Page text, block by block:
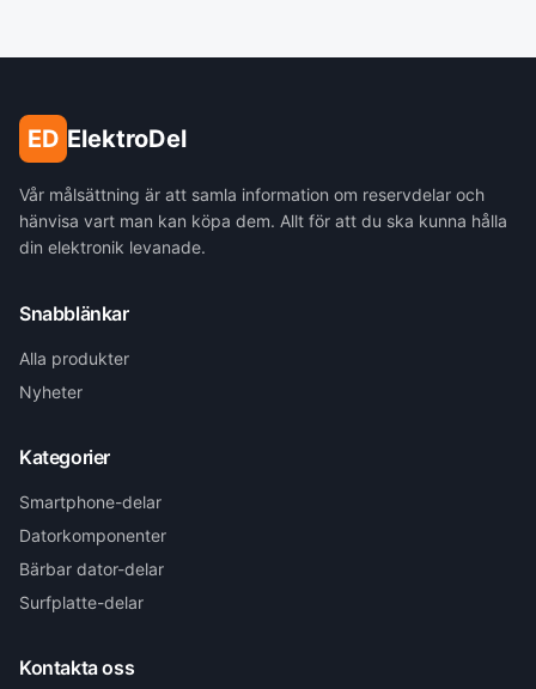
ED ElektroDel
Vår målsättning är att samla information om reservdelar och
hänvisa vart man kan köpa dem. Allt för att du ska kunna hålla
din elektronik levanade.
Snabblänkar
Alla produkter
Nyheter
Kategorier
Smartphone-delar
Datorkomponenter
Bärbar dator-delar
Surfplatte-delar
Kontakta oss